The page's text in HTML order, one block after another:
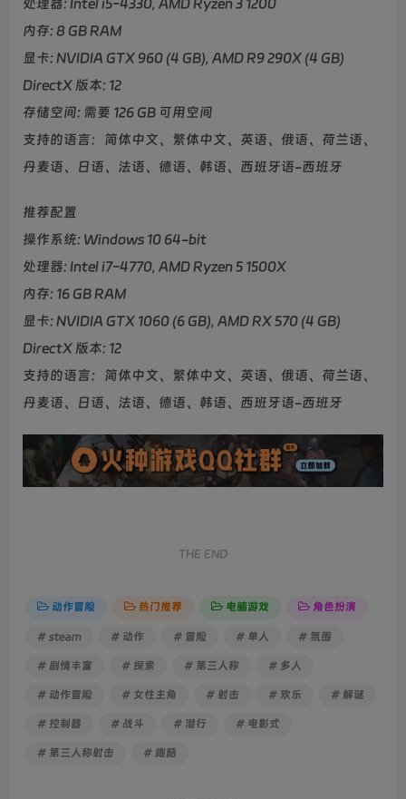
处理器: Intel i5-4330, AMD Ryzen 3 1200
内存: 8 GB RAM
显卡: NVIDIA GTX 960 (4 GB), AMD R9 290X (4 GB)
DirectX 版本: 12
存储空间: 需要 126 GB 可用空间
支持的语言：简体中文、繁体中文、英语、俄语、荷兰语、
丹麦语、日语、法语、德语、韩语、西班牙语-西班牙
推荐配置
操作系统: Windows 10 64-bit
处理器: Intel i7-4770, AMD Ryzen 5 1500X
内存: 16 GB RAM
显卡: NVIDIA GTX 1060 (6 GB), AMD RX 570 (4 GB)
DirectX 版本: 12
支持的语言：简体中文、繁体中文、英语、俄语、荷兰语、
丹麦语、日语、法语、德语、韩语、西班牙语-西班牙
THE END
动作冒险 热门推荐 电脑游戏 角色扮演
# steam # 动作 # 冒险 # 单人 # 氛围
# 剧情丰富 # 探索 # 第三人称 # 多人
# 动作冒险 # 女性主角 # 射击 # 欢乐 # 解谜
# 控制器 # 战斗 # 潜行 # 电影式
# 第三人称射击 # 跑酷